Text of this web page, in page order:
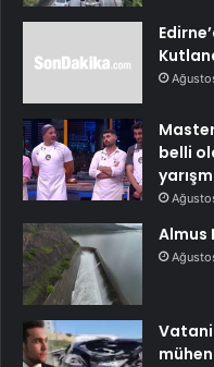
belli
Almus
Vatani